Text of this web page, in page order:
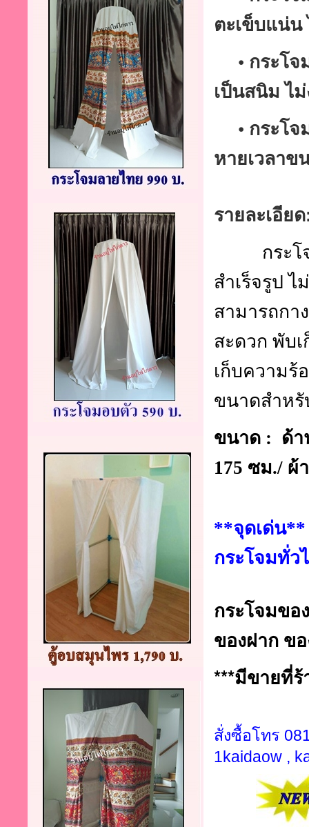
ตะเข็บแน่น
• กระโจ
เป็นสนิม ไ
• กระโจ
หายเวลาข
รายละเอีย
กระ
สำเร็จรูป
สามารถกา
สะดวก พับ
เก็บความ
ขนาดสำห
ขนาด : ด้า
175 ซม./ ผ้
**จุดเด่น**
กระโจมทั่ว
กระโจมขอ
ของฝาก ข
***มีขายที่ร้
สั่งซื้อโทร
1kaidaow ,